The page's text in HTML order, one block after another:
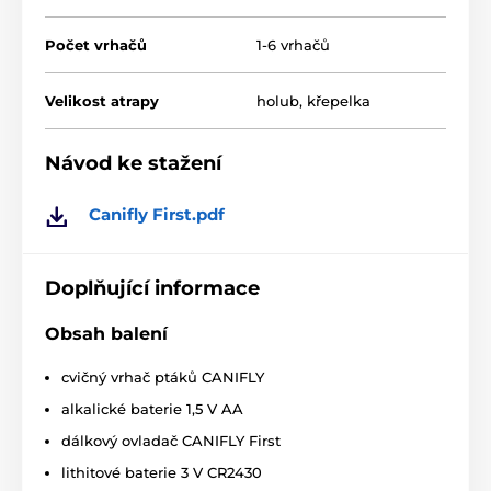
příslušného tlačítka na ovladači.
Technické údaje:
Společné:
Dosah: cca 200 m na rovině
Počet vrhačů: 1 až 6
Další ovládaná zařízení: 1 nebo 2 výcvikové obojky1
nebo 2 zvukové obojky (viz kombinace výše)
Anténa: integrovaná (vnitřní)
Frekvence: 869,525 MHz
Zabezpečení radiového spojení a kódování:
mikropočítačem
Napájení: 1 lithiová baterie 3 V CR2430
Indikace stavu baterie: světelný indikátor (LED)
Počet vrhačů 1-6 vrhačů
Velikost atrapy holub, křepelka
Návod ke stažení
Canifly First.pdf
Doplňující informace
Obsah balení
cvičný vrhač ptáků CANIFLY
alkalické baterie 1,5 V AA
dálkový ovladač CANIFLY First
lithitové baterie 3 V CR2430